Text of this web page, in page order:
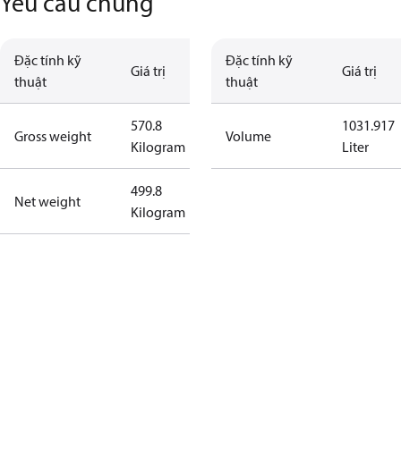
Đặc tính kỹ
thuật
Giá trị
Gross weight
570.8
Kilogram
Net weight
499.8
Kilogram
Đặc tính kỹ
thuật
Giá trị
Volume
1031.917
Liter